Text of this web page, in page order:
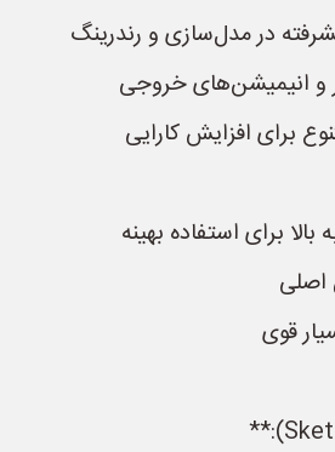
در مدل‌سازی و رندرینگ
و انیمیشن‌های خروجی
برای افزایش کارایی
برای استفاده بهینه
اصلی
قوی